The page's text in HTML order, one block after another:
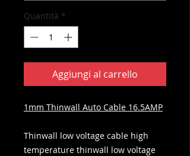
Quantità *
Aggiungi al carrello
1mm Thinwall Auto Cable 16.5AMP
Thinwall low voltage cable high
temperature thinwall low voltage